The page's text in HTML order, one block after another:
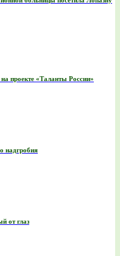
проекте «Таланты России»
надгробия
от глаз